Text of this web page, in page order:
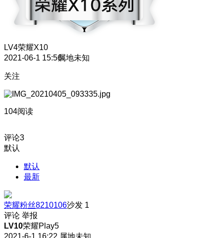
LV4荣耀X10
2021-06-1 15:56属地未知
关注
104阅读
评论3
默认
默认
最新
荣耀粉丝8210106沙发 1
评论 举报
LV10荣耀Play5
2021-6-1 16:22 属地未知